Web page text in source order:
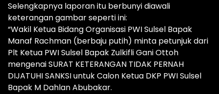
Selengkapnya laporan itu berbunyi diawali
keterangan gambar seperti ini:
“Wakil Ketua Bidang Organisasi PWI Sulsel Bapak
Manaf Rachman (berbaju putih) minta petunjuk dari
Plt Ketua PWI Sulsel Bapak Zulkifli Gani Ottoh
mengenai SURAT KETERANGAN TIDAK PERNAH
DIJATUHI SANKSI untuk Calon Ketua DKP PWI Sulsel
Bapak M Dahlan Abubakar.